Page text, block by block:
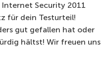
Internet Security 2011
für dein Testurteil!
gut gefallen hat oder
hältst! Wir freuen uns